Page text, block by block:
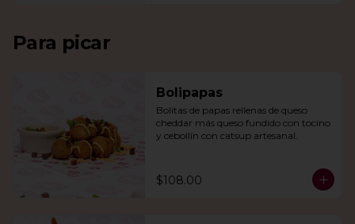
Para picar
Bolipapas
Bolitas de papas rellenas de queso
cheddar más queso fundido con tocino
y cebollín con catsup artesanal.
$108.00